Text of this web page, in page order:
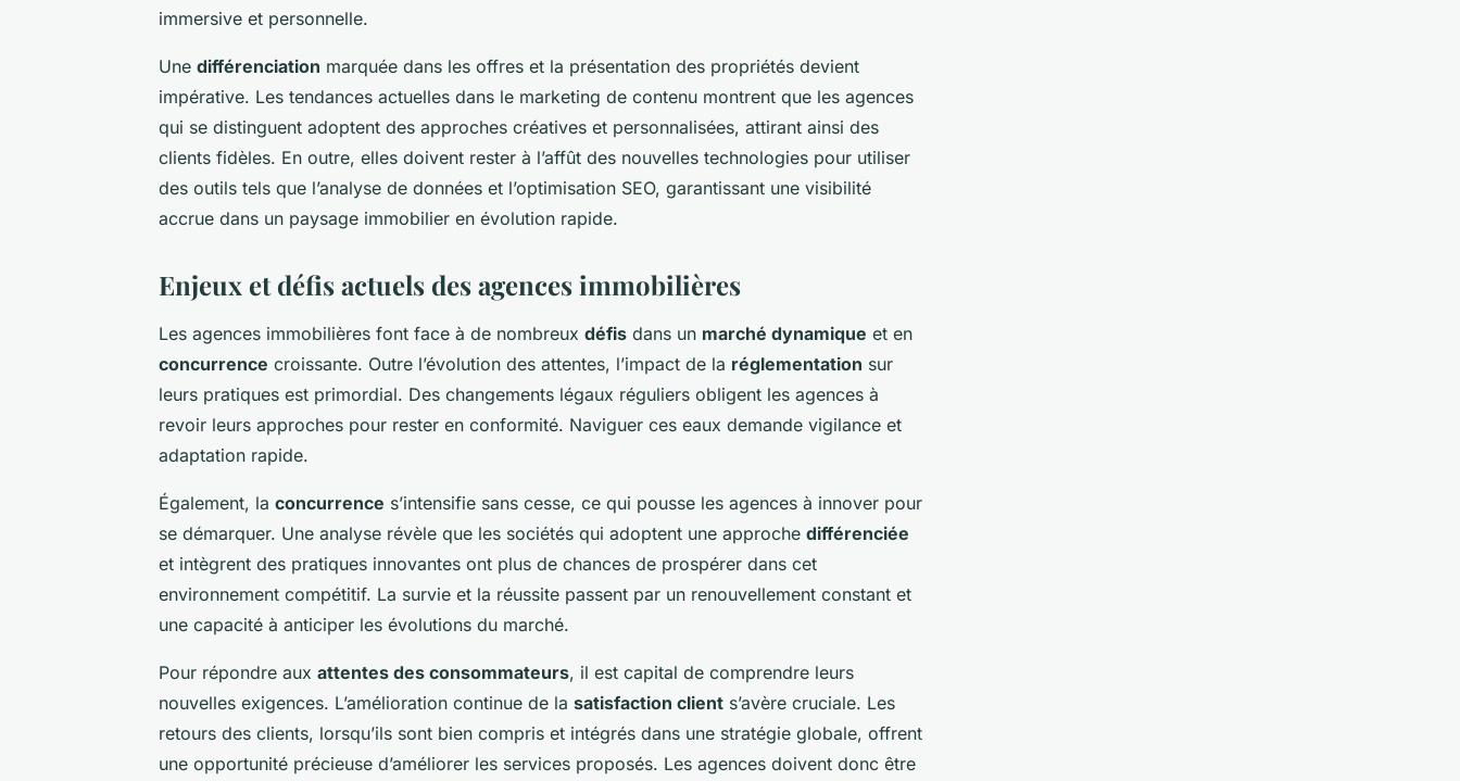
immersive et personnelle.
Une différenciation marquée dans les offres et la présentation des propriétés devient
impérative. Les tendances actuelles dans le marketing de contenu montrent que les agences
qui se distinguent adoptent des approches créatives et personnalisées, attirant ainsi des
clients fidèles. En outre, elles doivent rester à l’affût des nouvelles technologies pour utiliser
des outils tels que l’analyse de données et l’optimisation SEO, garantissant une visibilité
accrue dans un paysage immobilier en évolution rapide.
Enjeux et défis actuels des agences immobilières
Les agences immobilières font face à de nombreux défis dans un marché dynamique et en
concurrence croissante. Outre l’évolution des attentes, l’impact de la réglementation sur
leurs pratiques est primordial. Des changements légaux réguliers obligent les agences à
revoir leurs approches pour rester en conformité. Naviguer ces eaux demande vigilance et
adaptation rapide.
Également, la concurrence s’intensifie sans cesse, ce qui pousse les agences à innover pour
se démarquer. Une analyse révèle que les sociétés qui adoptent une approche différenciée
et intègrent des pratiques innovantes ont plus de chances de prospérer dans cet
environnement compétitif. La survie et la réussite passent par un renouvellement constant et
une capacité à anticiper les évolutions du marché.
Pour répondre aux attentes des consommateurs, il est capital de comprendre leurs
nouvelles exigences. L’amélioration continue de la satisfaction client s’avère cruciale. Les
retours des clients, lorsqu’ils sont bien compris et intégrés dans une stratégie globale, offrent
une opportunité précieuse d’améliorer les services proposés. Les agences doivent donc être